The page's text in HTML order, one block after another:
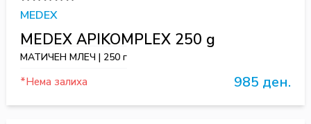
MEDEX
MEDEX APIKOMPLEX 250 g
МАТИЧЕН МЛЕЧ | 250 г
*Нема залиха 985 ден.